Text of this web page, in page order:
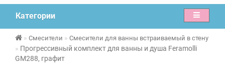
Категории
Смесители Смесители для ванны встраиваемый в стену
Прогрессивный комплект для ванны и душа Feramolli
GM288, графит